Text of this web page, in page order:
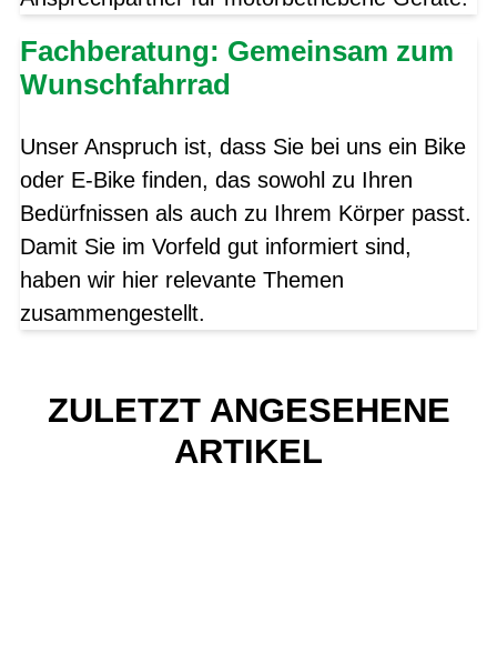
Fachberatung: Gemeinsam zum
Wunschfahrrad
Unser Anspruch ist, dass Sie bei uns ein Bike
oder E-Bike finden, das sowohl zu Ihren
Bedürfnissen als auch zu Ihrem Körper passt.
Damit Sie im Vorfeld gut informiert sind,
haben wir hier relevante Themen
zusammengestellt.
ZULETZT ANGESEHENE
ARTIKEL